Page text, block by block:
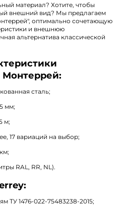
материал? Хотите, чтобы
внешний вид? Мы предлагаем
оптимально сочетающую
и внешнюю
альтернатива классической
сталь;
мм;
м;
17 вариаций на выбор;
RAL, RR, NL).
ТУ 1476-022-75483238-2015;